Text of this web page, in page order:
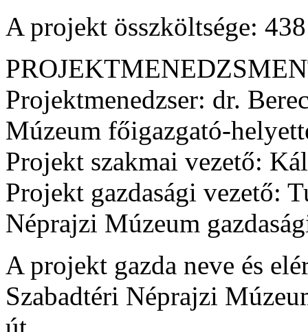
A projekt összköltsége:
Projektmenedzser: dr.
Múzeum főigazgató-
Projekt szakmai vezető:
Projekt gazdasági vezető:
Néprajzi Múzeum
A projekt gazda neve és
Szabadtéri Néprajzi